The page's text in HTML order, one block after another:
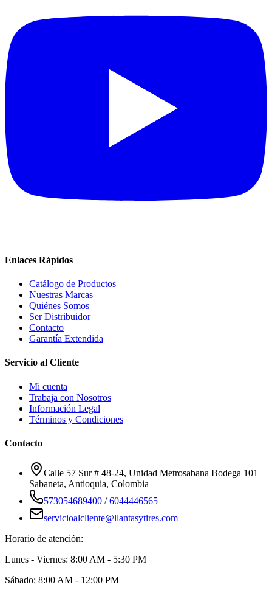
Enlaces Rápidos
Catálogo de Productos
Nuestras Marcas
Quiénes Somos
Ser Distribuidor
Contacto
Garantía Extendida
Servicio al Cliente
Mi cuenta
Trabaja con Nosotros
Información Legal
Términos y Condiciones
Contacto
Calle 57 Sur # 48-24, Unidad Metrosabana Bodega 101
Sabaneta, Antioquia, Colombia
573054689400 /6044446565
servicioalcliente@llantasytires.com
Horario de atención:
Lunes - Viernes: 8:00 AM - 5:30 PM
Sábado: 8:00 AM - 12:00 PM